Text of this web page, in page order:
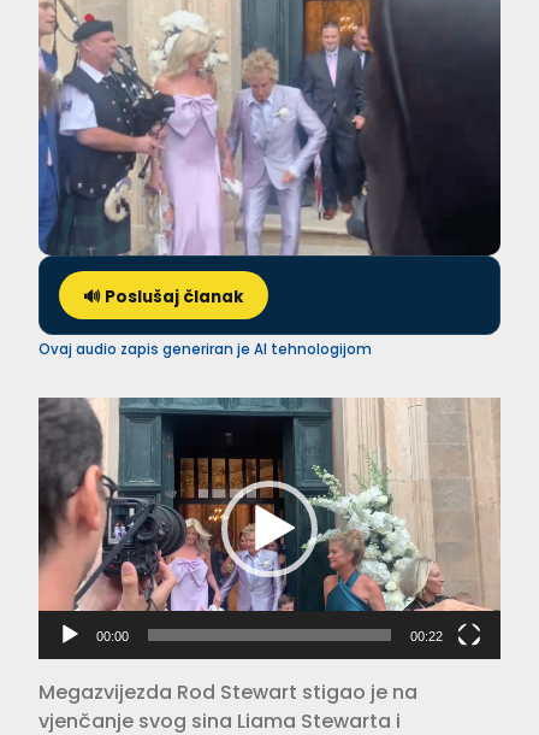
🔊 Poslušaj članak
Ovaj audio zapis generiran je AI tehnologijom
Video
Player
00:00 00:22
Megazvijezda Rod Stewart stigao je na
vjenčanje svog sina Liama Stewarta i